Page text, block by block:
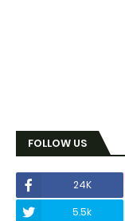
FOLLOW US
24K
5.5k